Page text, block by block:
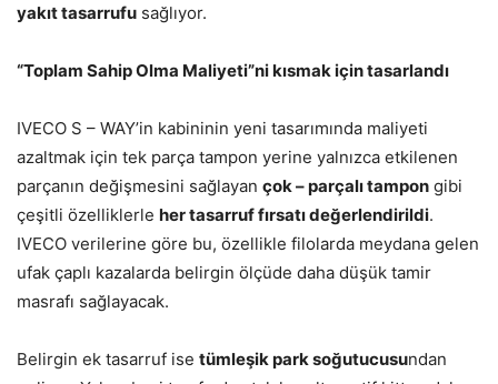
yakıt tasarrufu sağlıyor.
“Toplam Sahip Olma Maliyeti”ni kısmak için tasarlandı
IVECO S – WAY’in kabininin yeni tasarımında maliyeti
azaltmak için tek parça tampon yerine yalnızca etkilenen
parçanın değişmesini sağlayan çok – parçalı tampon gibi
çeşitli özelliklerle her tasarruf fırsatı değerlendirildi.
IVECO verilerine göre bu, özellikle filolarda meydana gelen
ufak çaplı kazalarda belirgin ölçüde daha düşük tamir
masrafı sağlayacak.
Belirgin ek tasarruf ise tümleşik park soğutucusundan